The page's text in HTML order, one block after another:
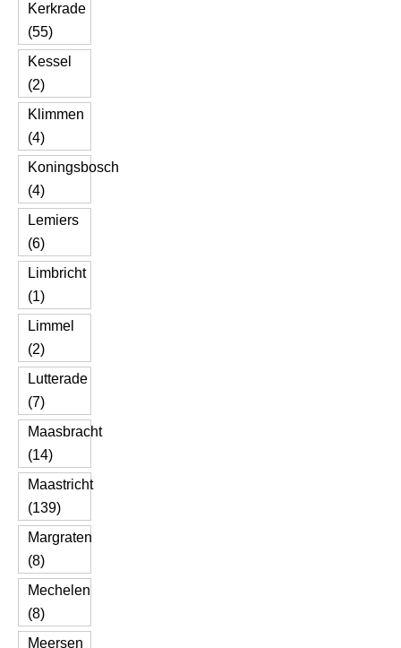
Kerkrade
(55)
Kessel
(2)
Klimmen
(4)
Koningsbosch
(4)
Lemiers
(6)
Limbricht
(1)
Limmel
(2)
Lutterade
(7)
Maasbracht
(14)
Maastricht
(139)
Margraten
(8)
Mechelen
(8)
Meersen